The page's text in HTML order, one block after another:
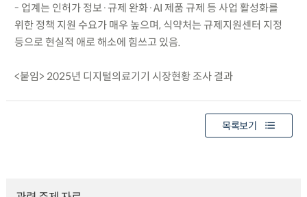
- 업계는 인허가 정보·규제 완화·AI 제품 규제 등 사업 활성화를
위한 정책 지원 수요가 매우 높으며, 식약처는 규제지원센터 지정
등으로 현실적 애로 해소에 힘쓰고 있음.
<붙임> 2025년 디지털의료기기 시장현황 조사 결과
목록보기